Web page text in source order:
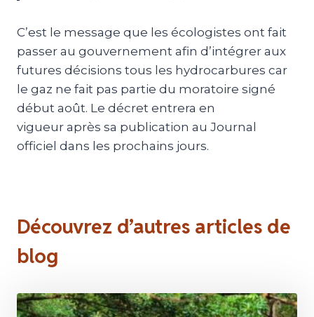
C’est le message que les écologistes ont fait
passer au gouvernement afin d’intégrer aux
futures décisions tous les hydrocarbures car
le gaz ne fait pas partie du moratoire signé
début août. Le décret entrera en
vigueur après sa publication au Journal
officiel dans les prochains jours.
Découvrez d’autres articles de
blog